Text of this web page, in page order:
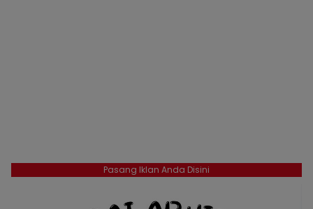
Pasang Iklan Anda Disini